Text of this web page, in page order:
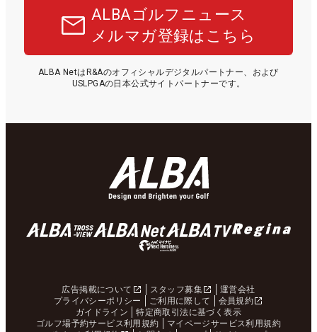
ALBAゴルフニュース
メルマガ登録はこちら
ALBA NetはR&Aのオフィシャルデジタルパートナー、および
USLPGAの日本公式サイトパートナーです。
広告掲載について スタッフ募集
運営会社
プライバシーポリシー
ご利用に際して
会員規約
ガイドライン
特定商取引法に基づく表示
ゴルフ場予約サービス利用規約
マイページサービス利用規約